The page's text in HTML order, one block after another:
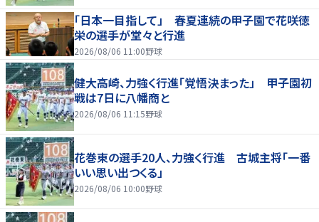
「日本一目指して」 春夏連続の甲子園で花咲徳
栄の選手が堂々と行進
2026/08/06 11:00野球
健大高崎、力強く行進「覚悟決まった」 甲子園初
戦は7日に八幡商と
2026/08/06 11:15野球
花巻東の選手20人、力強く行進 古城主将「一番
いい思い出つくる」
2026/08/06 10:00野球